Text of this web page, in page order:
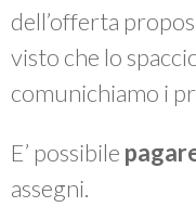
dell’offerta
visto che lo
comunichiamo i
E’ possibile
assegni.